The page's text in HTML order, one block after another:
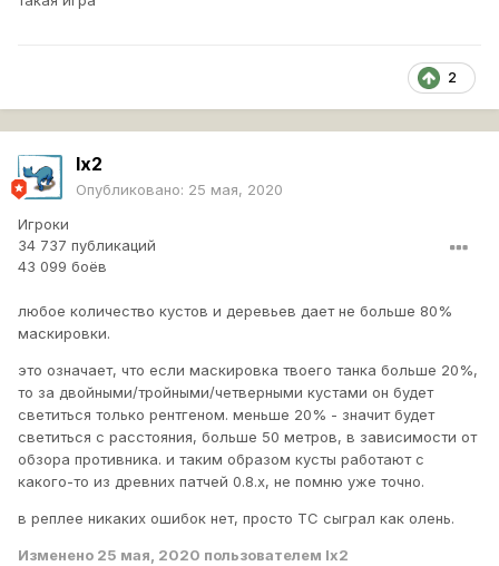
2
lx2
Опубликовано: 25 мая, 2020
Игроки
34 737 публикаций
43 099 боёв
любое количество кустов и деревьев дает не больше 80%
маскировки.
это означает, что если маскировка твоего танка больше 20%,
то за двойными/тройными/четверными кустами он будет
светиться только рентгеном. меньше 20% - значит будет
светиться с расстояния, больше 50 метров, в зависимости от
обзора противника. и таким образом кусты работают с
какого-то из древних патчей 0.8.х, не помню уже точно.
в реплее никаких ошибок нет, просто ТС сыграл как олень.
Изменено 25 мая, 2020 пользователем lx2